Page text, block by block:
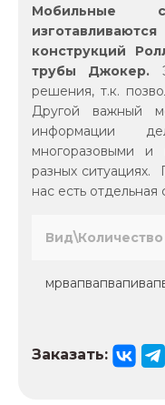
Мобильные
конструкций
трубы Джокер.
решения, т.к.
Другой важный
информации
многоразовыми и
разных
нас есть отдельная
Вид\Количество
Заказать: